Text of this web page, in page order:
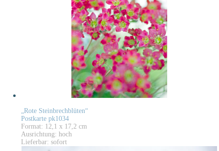
„Rote Steinbrechblüten“
Postkarte pk1034
Format: 12,1 x 17,2 cm
Ausrichtung: hoch
Lieferbar: sofort